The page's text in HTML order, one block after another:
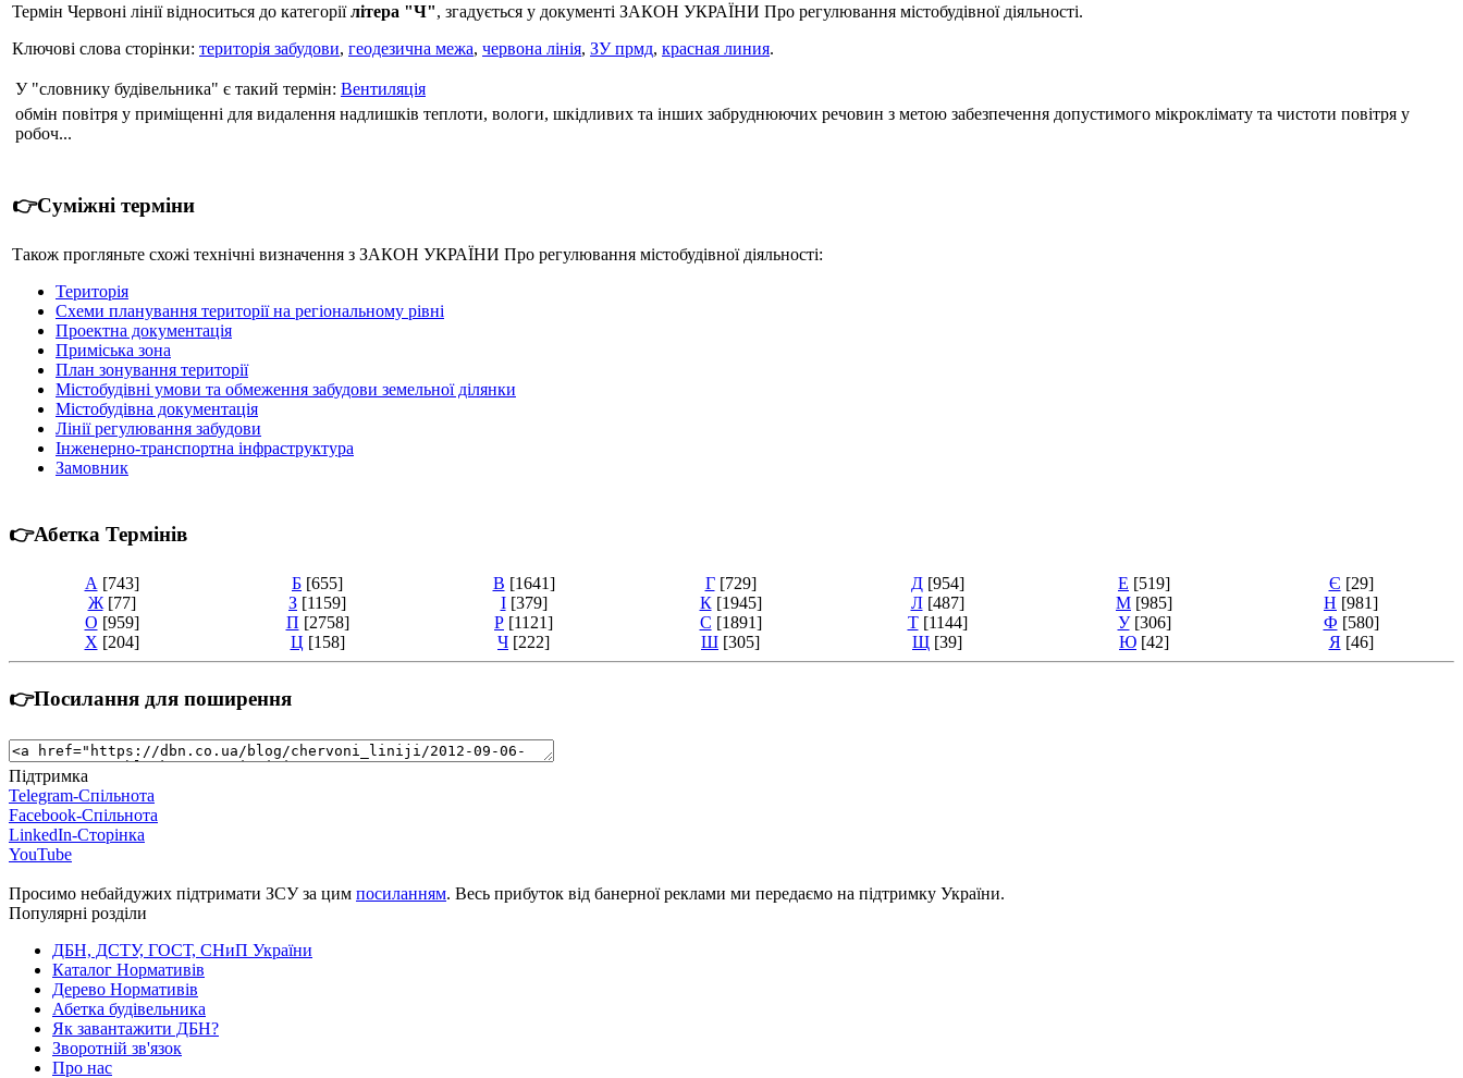
Термін Червоні лінії відноситься до категоріїлітера "Ч", згадується у документі ЗАКОН УКРАЇНИ Про регулювання містобудівної діяльності.
Ключові слова сторінки: територія забудови, геодезична межа, червона лінія, ЗУ прмд, красная линия.
У "словнику будівельника" є такий термін: Вентиляція
обмін повітря у приміщенні для видалення надлишків теплоти, вологи, шкідливих та інших забруднюючих речовин з метою забезпечення допустимого мікроклімату та чистоти повітря у
робоч...
👉Суміжні терміни
Також прогляньте схожі технічні визначення з ЗАКОН УКРАЇНИ Про регулювання містобудівної діяльності:
Територія
Cхеми планування території на регіональному рівні
Проектна документація
Приміська зона
План зонування території
Містобудівні умови та обмеження забудови земельної ділянки
Містобудівна документація
Лінії регулювання забудови
Інженерно-транспортна інфраструктура
Замовник
👉Абетка Термінів
А [743] Б [655] В [1641] Г [729] Д [954] Е [519] Є [29]
Ж [77] З [1159] І [379] К [1945] Л [487] М [985] Н [981]
О [959] П [2758] Р [1121] С [1891] Т [1144] У [306] Ф [580]
Х [204] Ц [158] Ч [222] Ш [305] Щ [39] Ю [42] Я [46]
👉Посилання для поширення
Підтримка
Telegram-Спільнота
Facebook-Спільнота
LinkedIn-Сторінка
YouTube
Просимо небайдужих підтримати ЗСУ за цим посиланням. Весь прибуток від банерної реклами ми передаємо на підтримку України.
Популярні розділи
ДБН, ДСТУ, ГОСТ, СНиП України
Каталог Нормативів
Дерево Нормативів
Абетка будівельника
Як завантажити ДБН?
Зворотній зв'язок
Про нас